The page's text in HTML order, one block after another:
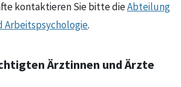
kontaktieren Sie bitte dieAbteilung
Arbeitspsychologie.
Ärztinnen und Ärzte